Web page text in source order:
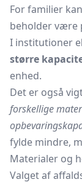
For familier
beholder være
I institutioner
større
enhed.
Det er også
forskellige
fylde mindre,
Materialer og
Valget af